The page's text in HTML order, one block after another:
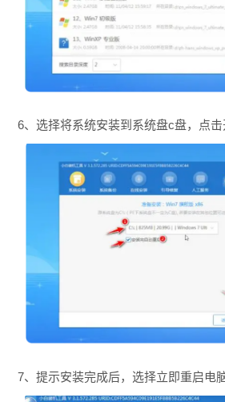
6、选择将系统安装到系统盘c盘，点击
7、提示安装完成后，选择立即重启电脑